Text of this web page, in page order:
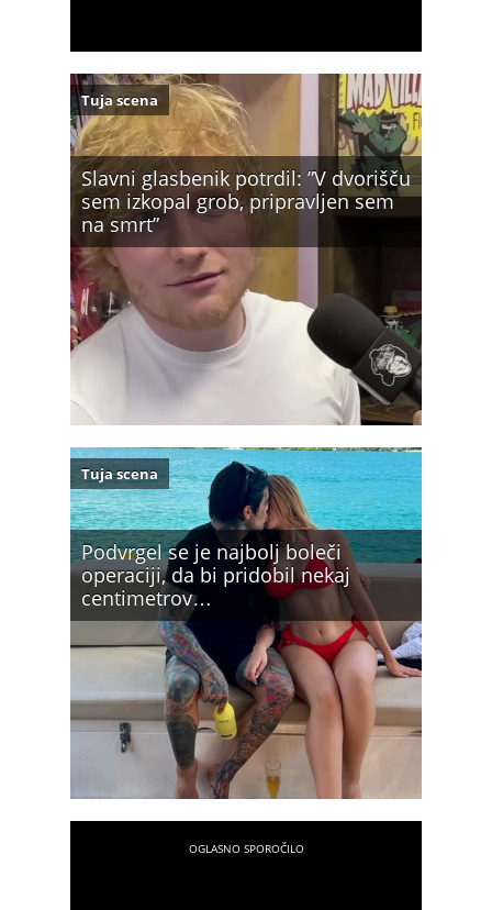
Slavni glasbenik potrdil: ”V dvorišču
sem izkopal grob, pripravljen sem
na smrt”
Tuja scena
Podvrgel se je najbolj boleči
operaciji, da bi pridobil nekaj
centimetrov…
Tuja scena